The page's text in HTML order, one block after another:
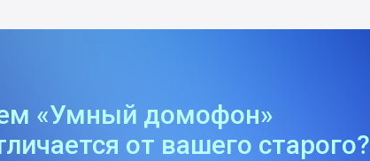
«Умный домофон»
от вашего старого?